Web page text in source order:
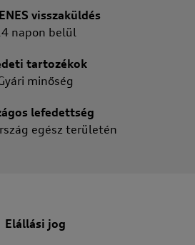
visszaküldés
napon belül
tartozékok
minőség
lefedettség
egész területén
Elállási jog